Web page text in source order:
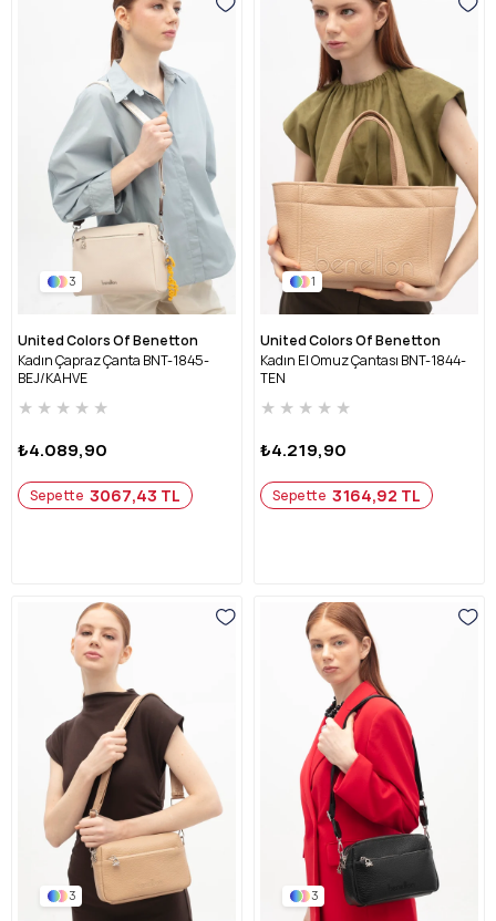
3
United Colors Of Benetton
Kadın Çapraz Çanta BNT-1845-
BEJ/KAHVE
★ ★ ★ ★ ★
₺4.089,90
Sepette 3067,43 TL
1
United Colors Of Benetton
Kadın El Omuz Çantası BNT-1844-
TEN
★ ★ ★ ★ ★
₺4.219,90
Sepette 3164,92 TL
3 3